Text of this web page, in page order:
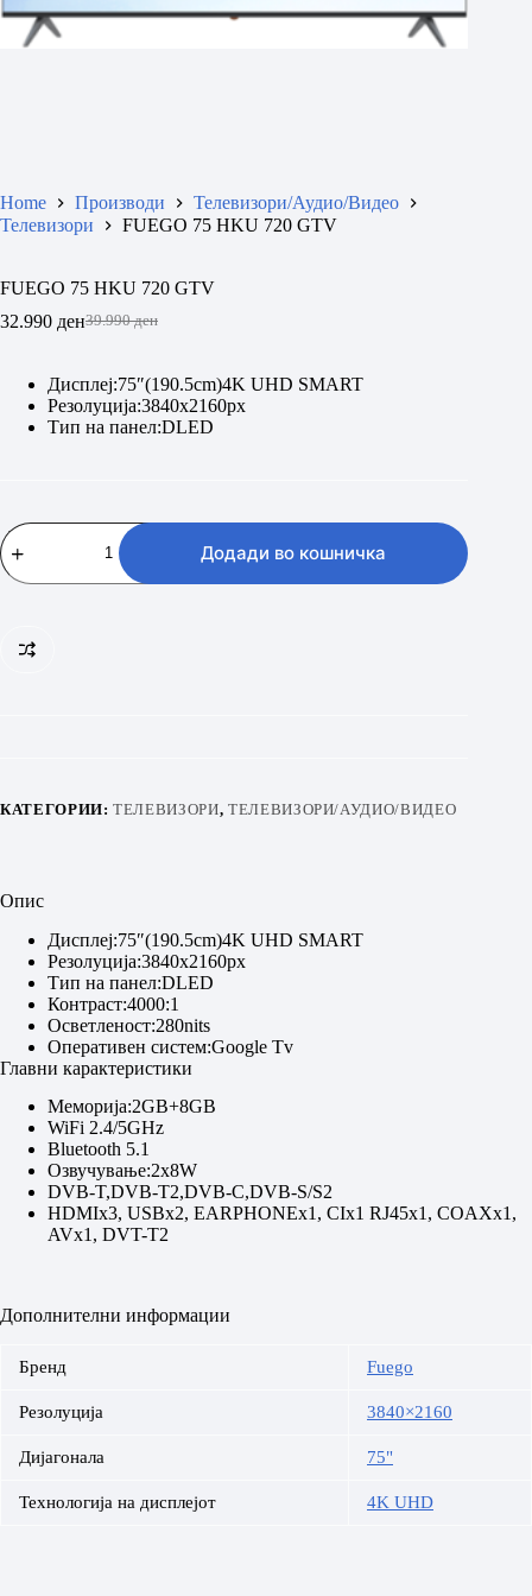
Home Производи
Телевизори/Аудио/Видео
Телевизори
FUEGO 75 HKU 720 GTV
FUEGO 75 HKU 720 GTV
39.990ден
Original
39.990 ден.
32.990 денCurrent
32.990 ден.
Дисплеј:75″(190.5cm)4K UHD SMART
Резолуција:3840x2160px
Тип на панел:DLED
FUEGO
75
HKU
Додади во кошничка
КАТЕГОРИИ:ТЕЛЕВИЗОРИ, ТЕЛЕВИЗОРИ/АУДИО/ВИДЕО
Опис
Дисплеј:75″(190.5cm)4K UHD SMART
Резолуција:3840x2160px
Тип на панел:DLED
Контраст:4000:1
Осветленост:280nits
Оперативен систем:Google Tv
Главни карактеристики
Меморија:2GB+8GB
WiFi 2.4/5GHz
Bluetooth 5.1
Озвучување:2x8W
DVB-T,DVB-T2,DVB-C,DVB-S/S2
HDMIx3, USBx2, EARPHONEx1, CIx1 RJ45x1, COAXx1,
AVx1, DVT-T2
Дополнителни информации
Бренд Fuego
Резолуција 3840×2160
Дијагонала 75"
Технологија на дисплејот 4K UHD